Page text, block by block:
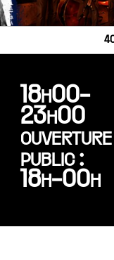
18h00-
23h00
ouverture
public :
18h-00h